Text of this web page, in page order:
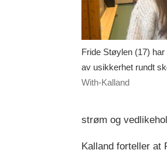
Fride Støylen (17)
av usikkerhet rundt
With-Kalland
strøm og
Kalland forteller at